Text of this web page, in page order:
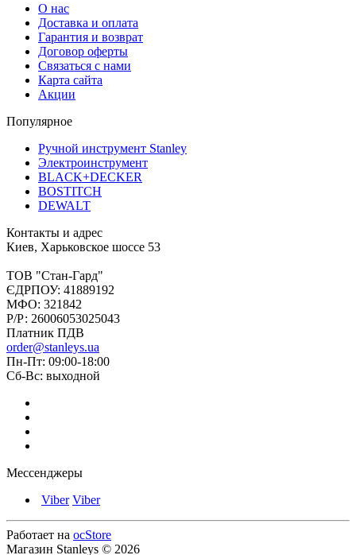
О нас
Доставка и оплата
Гарантия и возврат
Договор оферты
Связаться с нами
Карта сайта
Акции
Популярное
Ручной инструмент Stanley
Электроинструмент
BLACK+DECKER
BOSTITCH
DEWALT
Контакты и адрес
Киев, Харьковское шоссе 53
ТОВ "Стан-Гард"
ЄДРПОУ: 41889192
МФО: 321842
Р/Р: 26006053025043
Платник ПДВ
order@stanleys.ua
Пн-Пт: 09:00-18:00
Сб-Вс: выходной
Мессенджеры
Viber Viber
Работает на ocStore
Магазин Stanleys © 2026